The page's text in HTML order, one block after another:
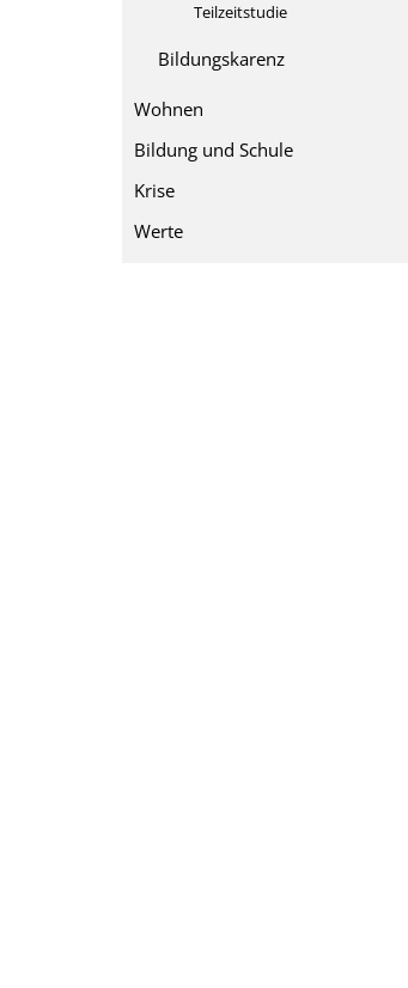
Teilzeitstudie
Bildungskarenz
Wohnen
Bildung und Schule
Krise
Werte